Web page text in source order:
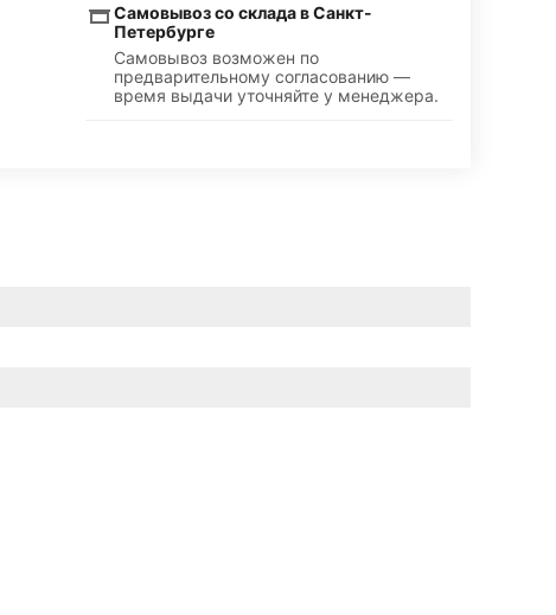
Самовывоз со склада в Санкт-
Петербурге
Самовывоз возможен по
предварительному согласованию —
время выдачи уточняйте у менеджера.